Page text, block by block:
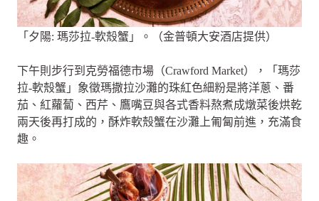
「夕陽: 瑪莎拉-軟殼蟹」。（金普頓大安酒店提供）
下午則步行到克勞福德市場（Crawford Market），「瑪莎
拉-軟殼蟹」象徵瑪撒拉沙灘的珠紅色細粉是將洋蔥、番
茄、紅蘿蔔、西芹、鷹嘴豆與各式香料熬煮成燉菜後烘乾
兩天後再打成的，酥炸軟殼蟹在沙灘上匍匐前進，充滿食
趣。